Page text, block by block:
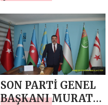
AVUKATLAR GÜNÜ
MESAJI
SON PARTİ GENEL
BAŞKANI MURAT